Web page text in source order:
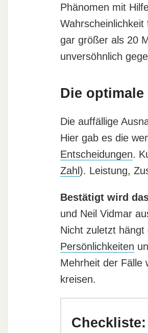
Phänomen mit
gar größer als 20
unversöhnlich
Die optimale
Die auffällige
Hier gab es die
Entscheidungen.
Zahl ). Leistung,
Bestätigt wird
und Neil Vidmar
Nicht zuletzt
Persönlichkeiten
Mehrheit der Fälle
kreisen.